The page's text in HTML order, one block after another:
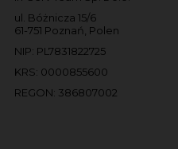
ul. Bóżnicza 15/6
61-751 Poznań, Polen
NIP: PL7831822725
KRS: 0000855600
REGON: 386807002